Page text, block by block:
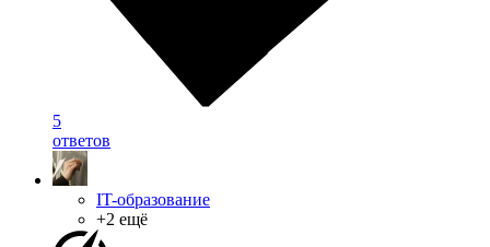
5
ответов
IT-образование
+2 ещё